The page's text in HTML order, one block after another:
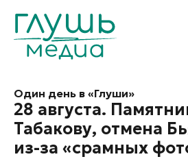
Один день в «Глуши»
28 августа.
Табакову, отмена
из-за «срамных